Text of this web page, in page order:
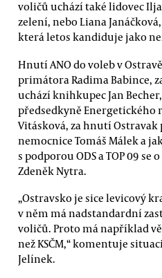
voličů uchází také lidovec
zelení, nebo Liana
která letos kandiduje jako
Hnutí ANO do voleb v
primátora Radima Babince,
uchází knihkupec Jan
předsedkyně Energetického
Vitásková, za hnutí
nemocnice Tomáš Málek a
s podporou ODS a TOP 09 se
Zdeněk Nytra.
„Ostravsko je sice levicový
v něm má nadstandardní
voličů. Proto má například
než KSČM,“ komentuje
Jelínek.